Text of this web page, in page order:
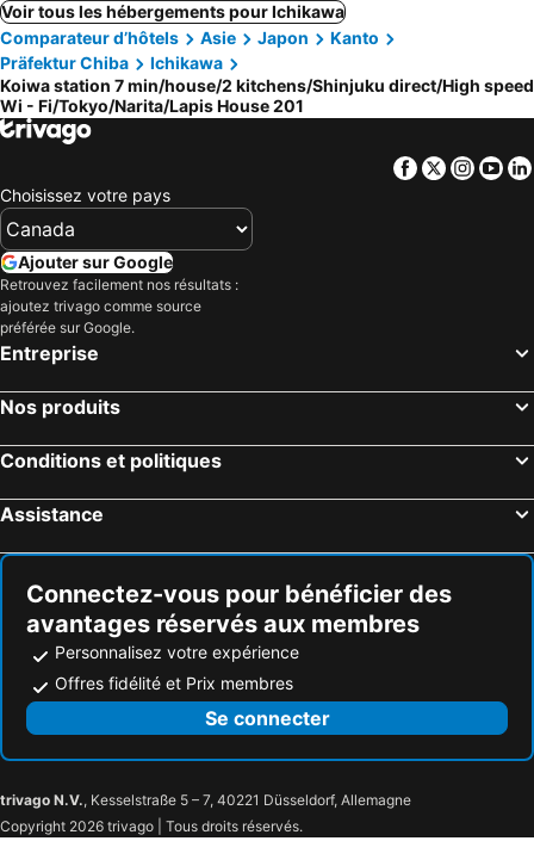
Voir tous les hébergements pour Ichikawa
Comparateur d’hôtels
Asie Japon
Kanto
Präfektur Chiba
Ichikawa
Koiwa station 7 min/house/2 kitchens/Shinjuku direct/High speed
Wi - Fi/Tokyo/Narita/Lapis House 201
Facebook
Twitter
Choisissez votre pays
Ajouter sur Google
Retrouvez facilement nos résultats :
ajoutez trivago comme source
préférée sur Google.
Entreprise
Nos produits
Conditions et politiques
Assistance
Connectez-vous pour bénéficier des
avantages réservés aux membres
Personnalisez votre expérience
Offres fidélité et Prix membres
Se connecter
trivago N.V., Kesselstraße 5 – 7, 40221 Düsseldorf, Allemagne
Copyright 2026 trivago | Tous droits réservés.